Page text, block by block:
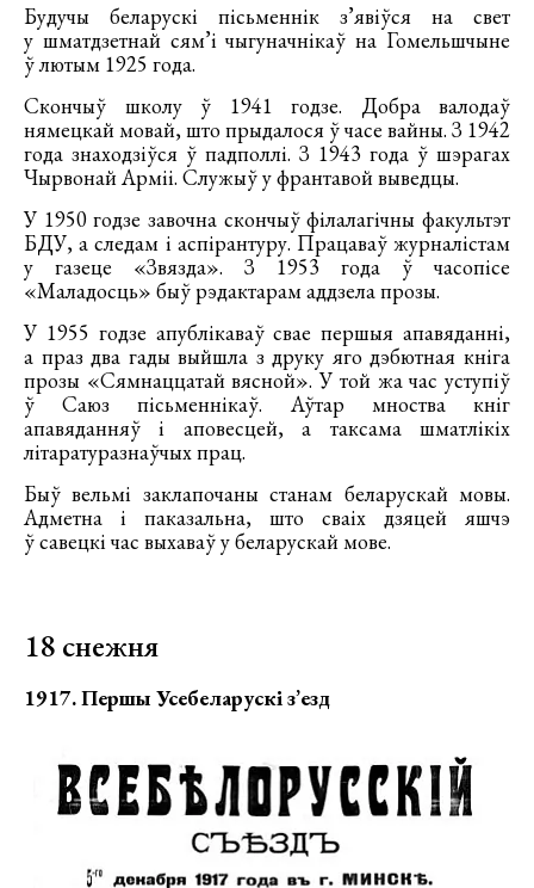
Будучы беларускі пісьменнік з’явіўся на свет
у шматдзетнай сям’і чыгуначнікаў на Гомельшчыне
ў лютым 1925 года.
Скончыў школу ў 1941 годзе. Добра валодаў
нямецкай мовай, што прыдалося ў часе вайны. З 1942
года знаходзіўся ў падполлі. З 1943 года ў шэрагах
Чырвонай Арміі. Служыў у франтавой выведцы.
У 1950 годзе завочна скончыў філалагічны факультэт
БДУ, а следам і аспірантуру. Працаваў журналістам
у газеце «Звязда». З 1953 года ў часопісе
«Маладосць» быў рэдактарам аддзела прозы.
У 1955 годзе апублікаваў свае першыя апавяданні,
а праз два гады выйшла з друку яго дэбютная кніга
прозы «Сямнаццатай вясной». У той жа час уступіў
ў Саюз пісьменнікаў. Аўтар мноства кніг
апавяданняў і аповесцей, а таксама шматлікіх
літаратуразнаўчых прац.
Быў вельмі заклапочаны станам беларускай мовы.
Адметна і паказальна, што сваіх дзяцей яшчэ
ў савецкі час выхаваў у беларускай мове.
18 снежня
1917. Першы Усебеларускі з’езд